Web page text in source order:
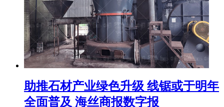
助推石材产业绿色升级 线锯或于明年
全面普及 海丝商报数字报